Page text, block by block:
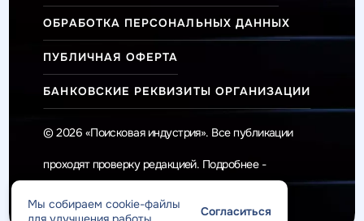
ОБРАБОТКА ПЕРСОНАЛЬНЫХ ДАННЫХ
ПУБЛИЧНАЯ ОФЕРТА
БАНКОВСКИЕ РЕКВИЗИТЫ ОРГАНИЗАЦИИ
© 2026 «Поисковая индустрия». Все публикации
проходят проверку редакцией. Подробнее -
Редакционная политика
Мы собираем cookie-файлы
Согласиться